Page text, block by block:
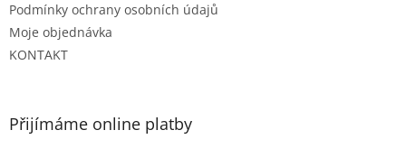
Podmínky ochrany osobních údajů
Moje objednávka
KONTAKT
Přijímáme online platby